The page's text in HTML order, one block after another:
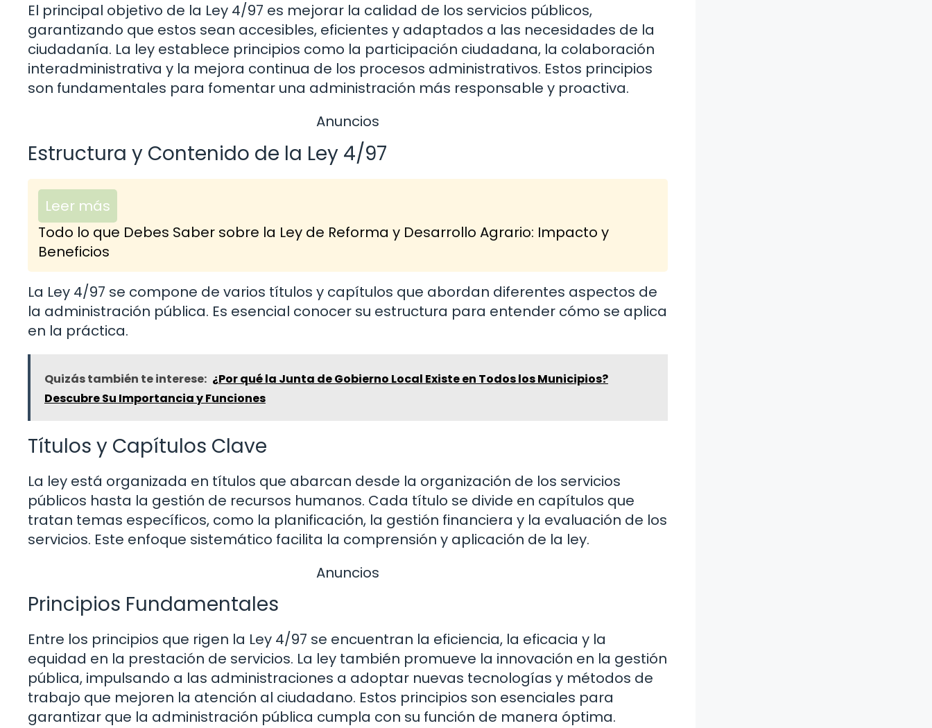
El principal objetivo de la Ley 4/97 es mejorar la calidad de los servicios públicos,
garantizando que estos sean accesibles, eficientes y adaptados a las necesidades de la
ciudadanía. La ley establece principios como la participación ciudadana, la colaboración
interadministrativa y la mejora continua de los procesos administrativos. Estos principios
son fundamentales para fomentar una administración más responsable y proactiva.
Anuncios
Estructura y Contenido de la Ley 4/97
Leer más
Todo lo que Debes Saber sobre la Ley de Reforma y Desarrollo Agrario: Impacto y
Beneficios
La Ley 4/97 se compone de varios títulos y capítulos que abordan diferentes aspectos de
la administración pública. Es esencial conocer su estructura para entender cómo se aplica
en la práctica.
Quizás también te interese: ¿Por qué la Junta de Gobierno Local Existe en Todos los Municipios?
Descubre Su Importancia y Funciones
Títulos y Capítulos Clave
La ley está organizada en títulos que abarcan desde la organización de los servicios
públicos hasta la gestión de recursos humanos. Cada título se divide en capítulos que
tratan temas específicos, como la planificación, la gestión financiera y la evaluación de los
servicios. Este enfoque sistemático facilita la comprensión y aplicación de la ley.
Anuncios
Principios Fundamentales
Entre los principios que rigen la Ley 4/97 se encuentran la eficiencia, la eficacia y la
equidad en la prestación de servicios. La ley también promueve la innovación en la gestión
pública, impulsando a las administraciones a adoptar nuevas tecnologías y métodos de
trabajo que mejoren la atención al ciudadano. Estos principios son esenciales para
garantizar que la administración pública cumpla con su función de manera óptima.